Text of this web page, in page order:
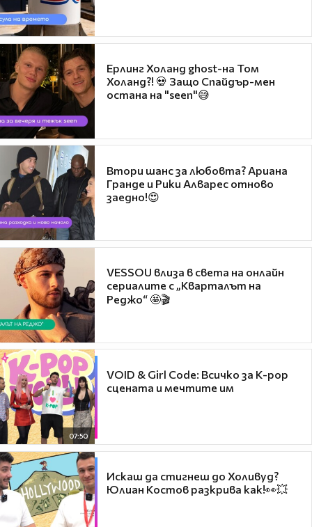
Ерлинг Холанд ghost-на Том
Холанд?! 💀 Защо Спайдър-мен
остана на "seen"😅
Втори шанс за любовта? Ариана
Гранде и Рики Алварес отново
заедно!😍
VESSOU влиза в света на онлайн
сериалите с „Кварталът на
Реджо“ 🤩🎬
07:50
VOID & Girl Code: Всичко за K-pop
сцената и мечтите им
Искаш да стигнеш до Холивуд?
Юлиан Костов разкрива как!👀💥